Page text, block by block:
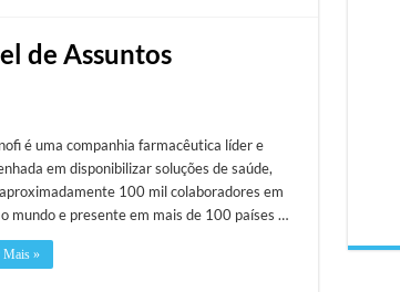
de Assuntos
é uma companhia farmacêutica líder e
em disponibilizar soluções de saúde,
100 mil colaboradores em
mundo e presente em mais de 100 países …
Mais »